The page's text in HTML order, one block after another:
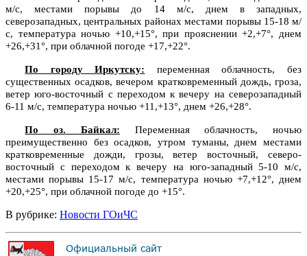
м/с, местами порывы до 14 м/с, днем в западных,
северозападных, центральных районах местами порывы 15-18 м/
с, температура ночью +10,+15°, при прояснении +2,+7°, днем
+26,+31°, при облачной погоде +17,+22°.
По городу Иркутску: переменная облачность, без
существенных осадков, вечером кратковременный дождь, гроза,
ветер юго-восточный с переходом к вечеру на северозападный
6-11 м/с, температура ночью +11,+13°, днем +26,+28°.
По оз. Байкал: Переменная облачность, ночью
преимущественно без осадков, утром туманы, днем местами
кратковременные дожди, грозы, ветер восточный, северо-
восточный с переходом к вечеру на юго-западный 5-10 м/с,
местами порывы 15-17 м/с, температура ночью +7,+12°, днем
+20,+25°, при облачной погоде до +15°.
В рубрике: Новости ГОиЧС